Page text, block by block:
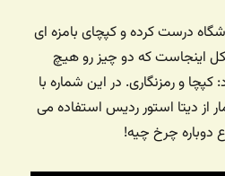
درست کرده و کپچای بامزه ای
اینجاست که دو چیز رو هیچ
کپچا و رمزنگاری. در این شماره با
از دیتا استور ردیس استفاده می
دوباره چرخ چیه!